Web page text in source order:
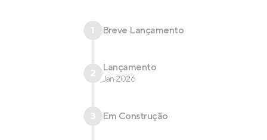
1 Breve Lançamento
2 Lançamento
Jan 2026
3 Em Construção